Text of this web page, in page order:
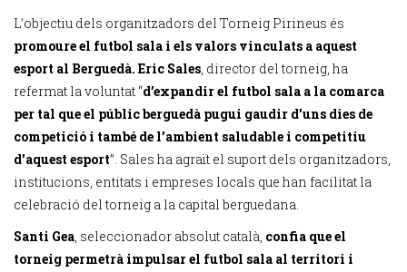
L’objectiu dels organitzadors del Torneig Pirineus és
promoure el futbol sala i els valors vinculats a aquest
esport al Berguedà. Eric Sales, director del torneig, ha
refermat la voluntat “d’expandir el futbol sala a la comarca
per tal que el públic berguedà pugui gaudir d’uns dies de
competició i també de l’ambient saludable i competitiu
d’aquest esport”. Sales ha agraït el suport dels organitzadors,
institucions, entitats i empreses locals que han facilitat la
celebració del torneig a la capital berguedana.
Santi Gea, seleccionador absolut català, confia que el
torneig permetrà impulsar el futbol sala al territori i